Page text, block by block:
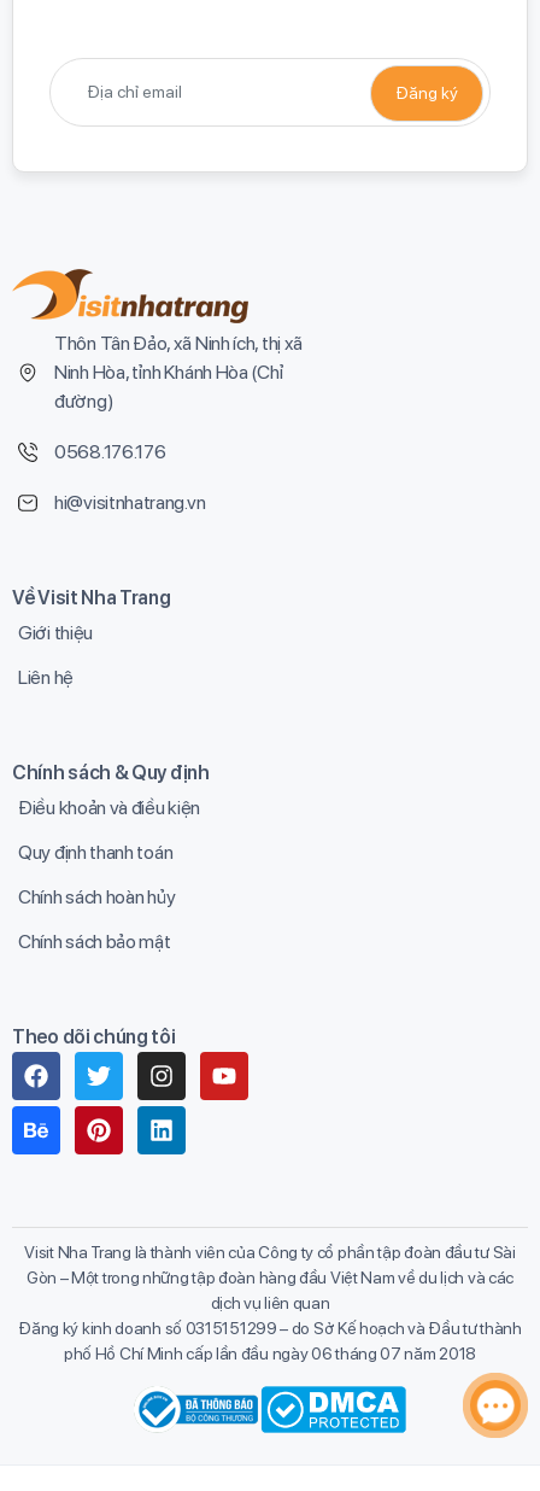
Thôn Tân Đảo, xã Ninh ích, thị xã
Ninh Hòa, tỉnh Khánh Hòa (Chỉ
đường)
0568.176.176
hi@visitnhatrang.vn
Về Visit Nha Trang
Giới thiệu
Liên hệ
Chính sách & Quy định
Điều khoản và điều kiện
Quy định thanh toán
Chính sách hoàn hủy
Chính sách bảo mật
Theo dõi chúng tôi
Visit Nha Trang là thành viên của Công ty cổ phần tập đoàn đầu tư Sài
Gòn – Một trong những tập đoàn hàng đầu Việt Nam về du lịch và các
dịch vụ liên quan
Đăng ký kinh doanh số 0315151299 – do Sở Kế hoạch và Đầu tư thành
phố Hồ Chí Minh cấp lần đầu ngày 06 tháng 07 năm 2018